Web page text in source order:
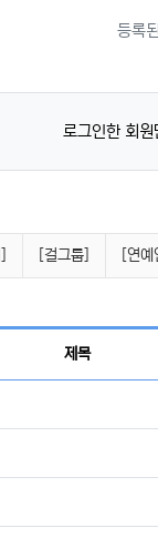
등록
로그인한 회
[걸그룹] [연
제목